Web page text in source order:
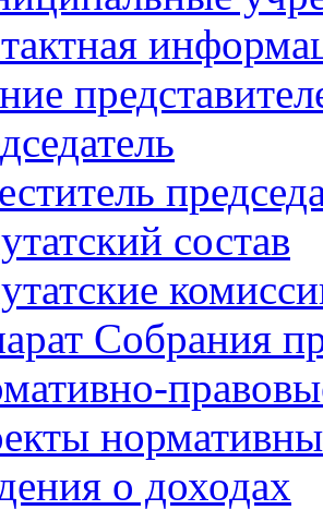
состав
Собрания
о доходах